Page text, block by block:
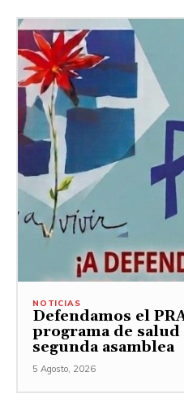
NOTICIAS
Defendamos el
programa de salud
segunda asamblea
5 Agosto, 2026